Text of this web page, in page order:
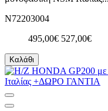
N72203004
495,00€ 527,00€
Καλάθι